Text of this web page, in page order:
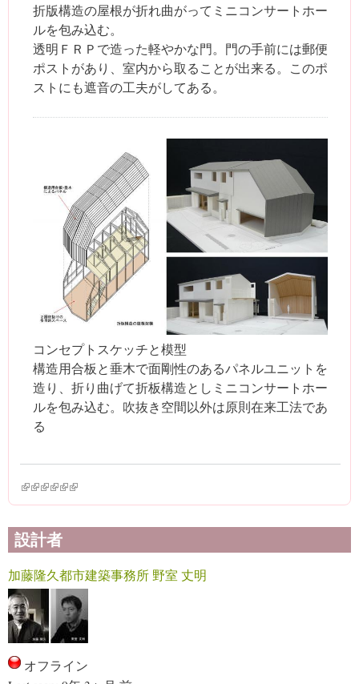
折版構造の屋根が折れ曲がってミニコンサートホー
ルを包み込む。
透明ＦＲＰで造った軽やかな門。門の手前には郵便
ポストがあり、室内から取ることが出来る。このポ
ストにも遮音の工夫がしてある。
コンセプトスケッチと模型
構造用合板と垂木で面剛性のあるパネルユニットを
造り、折り曲げて折板構造としミニコンサートホー
ルを包み込む。吹抜き空間以外は原則在来工法であ
る
(link is external)
(link is external)
(link is external)
(link is external)
(link is external)
(link is external)
設計者
加藤隆久都市建築事務所 野室 丈明
オフライン